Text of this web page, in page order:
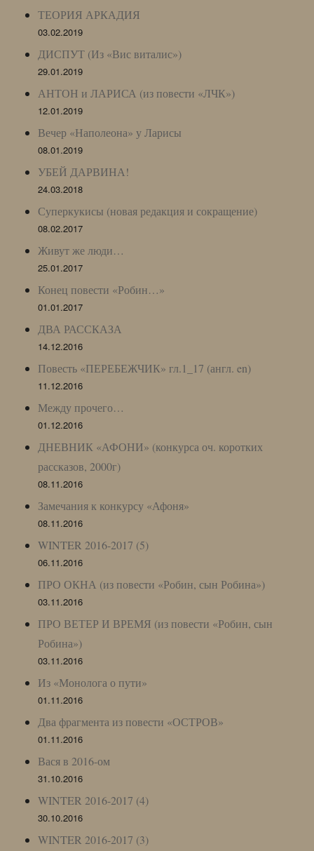
ТЕОРИЯ АРКАДИЯ
03.02.2019
ДИСПУТ (Из «Вис виталис»)
29.01.2019
АНТОН и ЛАРИСА (из повести «ЛЧК»)
12.01.2019
Вечер «Наполеона» у Ларисы
08.01.2019
УБЕЙ ДАРВИНА!
24.03.2018
Суперкукисы (новая редакция и сокращение)
08.02.2017
Живут же люди…
25.01.2017
Конец повести «Робин…»
01.01.2017
ДВА РАССКАЗА
14.12.2016
Повесть «ПЕРЕБЕЖЧИК» гл.1_17 (англ. en)
11.12.2016
Между прочего…
01.12.2016
ДНЕВНИК «АФОНИ» (конкурса оч. коротких
рассказов, 2000г)
08.11.2016
Замечания к конкурсу «Афоня»
08.11.2016
WINTER 2016-2017 (5)
06.11.2016
ПРО ОКНА (из повести «Робин, сын Робина»)
03.11.2016
ПРО ВЕТЕР И ВРЕМЯ (из повести «Робин, сын
Робина»)
03.11.2016
Из «Монолога о пути»
01.11.2016
Два фрагмента из повести «ОСТРОВ»
01.11.2016
Вася в 2016-ом
31.10.2016
WINTER 2016-2017 (4)
30.10.2016
WINTER 2016-2017 (3)